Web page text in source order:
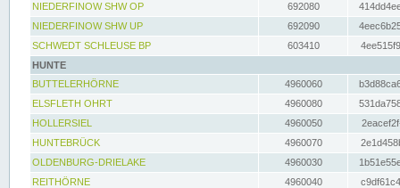
NIEDERFINOW SHW OP
692080
NIEDERFINOW SHW UP
692090
SCHWEDT SCHLEUSE BP
603410
HUNTE
BUTTELERHÖRNE
4960060
ELSFLETH OHRT
4960080
HOLLERSIEL
4960050
HUNTEBRÜCK
4960070
OLDENBURG-DRIELAKE
4960030
REITHÖRNE
4960040